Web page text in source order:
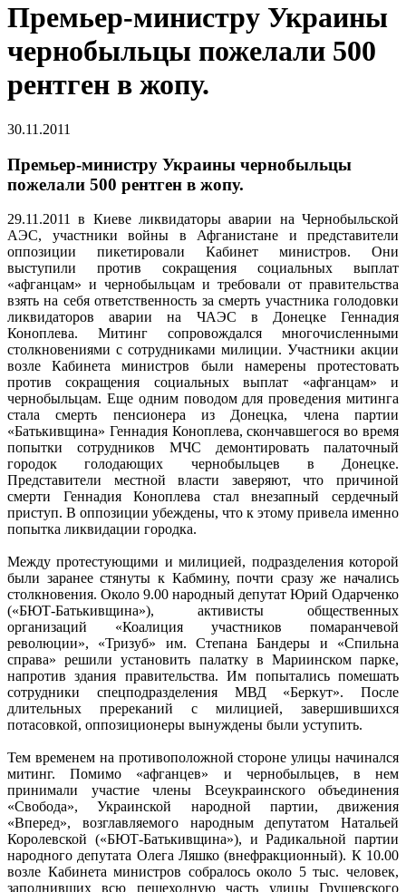
Премьер-министру Украины
чернобыльцы пожелали 500
рентген в жопу.
30.11.2011
Премьер-министру Украины чернобыльцы
пожелали 500 рентген в жопу.
29.11.2011 в Киеве ликвидаторы аварии на Чернобыльской
АЭС, участники войны в Афганистане и представители
оппозиции пикетировали Кабинет министров. Они
выступили против сокращения социальных выплат
«афганцам» и чернобыльцам и требовали от правительства
взять на себя ответственность за смерть участника голодовки
ликвидаторов аварии на ЧАЭС в Донецке Геннадия
Коноплева. Митинг сопровождался многочисленными
столкновениями с сотрудниками милиции. Участники акции
возле Кабинета министров были намерены протестовать
против сокращения социальных выплат «афганцам» и
чернобыльцам. Еще одним поводом для проведения митинга
стала смерть пенсионера из Донецка, члена партии
«Батькивщина» Геннадия Коноплева, скончавшегося во время
попытки сотрудников МЧС демонтировать палаточный
городок голодающих чернобыльцев в Донецке.
Представители местной власти заверяют, что причиной
смерти Геннадия Коноплева стал внезапный сердечный
приступ. В оппозиции убеждены, что к этому привела именно
попытка ликвидации городка.
Между протестующими и милицией, подразделения которой
были заранее стянуты к Кабмину, почти сразу же начались
столкновения. Около 9.00 народный депутат Юрий Одарченко
(«БЮТ-Батькивщина»), активисты общественных
организаций «Коалиция участников помаранчевой
революции», «Тризуб» им. Степана Бандеры и «Спильна
справа» решили установить палатку в Мариинском парке,
напротив здания правительства. Им попытались помешать
сотрудники спецподразделения МВД «Беркут». После
длительных пререканий с милицией, завершившихся
потасовкой, оппозиционеры вынуждены были уступить.
Тем временем на противоположной стороне улицы начинался
митинг. Помимо «афганцев» и чернобыльцев, в нем
принимали участие члены Всеукраинского объединения
«Свобода», Украинской народной партии, движения
«Вперед», возглавляемого народным депутатом Натальей
Королевской («БЮТ-Батькивщина»), и Радикальной партии
народного депутата Олега Ляшко (внефракционный). К 10.00
возле Кабинета министров собралось около 5 тыс. человек,
заполнивших всю пешеходную часть улицы Грушевского